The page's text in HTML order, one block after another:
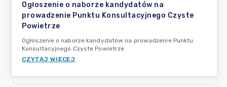
Ogłoszenie o naborze kandydatów na
prowadzenie Punktu Konsultacyjnego Czyste
Powietrze
Ogłoszenie o naborze kandydatów na prowadzenie Punktu
Konsultacyjnego Czyste Powietrze
CZYTAJ WIĘCEJ